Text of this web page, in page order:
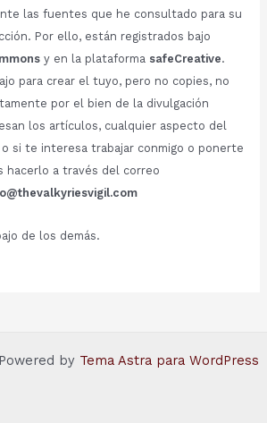
las fuentes que he consultado para su
Por ello, están registrados bajo
y en la plataforma safeCreative.
para crear el tuyo, pero no copies, no
por el bien de la divulgación
los artículos, cualquier aspecto del
si te interesa trabajar conmigo o ponerte
hacerlo a través del correo
de los demás.
by Tema Astra para WordPress